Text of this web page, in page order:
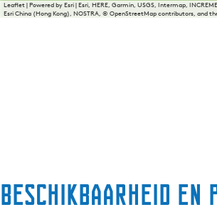
Leaflet|Powered by Esri | Esri, HERE, Garmin, USGS, Intermap,
Esri China (Hong Kong), NOSTRA, © OpenStreetMap contributors, and
Beschikbaarheid en